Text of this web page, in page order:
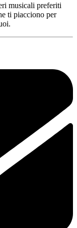
musicali preferiti
ti piacciono per